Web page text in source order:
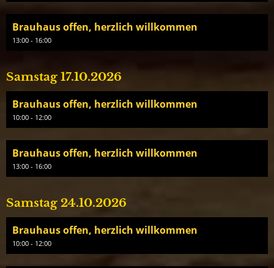
Brauhaus offen, herzlich willkommen
13:00 - 16:00
Samstag 17.10.2026
Brauhaus offen, herzlich willkommen
10:00 - 12:00
Brauhaus offen, herzlich willkommen
13:00 - 16:00
Samstag 24.10.2026
Brauhaus offen, herzlich willkommen
10:00 - 12:00